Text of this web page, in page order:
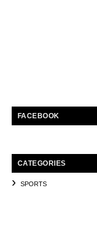
FACEBOOK
CATEGORIES
SPORTS